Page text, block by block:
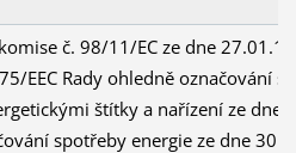
č. 98/11/EC ze dne
EEC Rady ohledně označování
štítky a nařízení ze dne
spotřeby energie ze dne